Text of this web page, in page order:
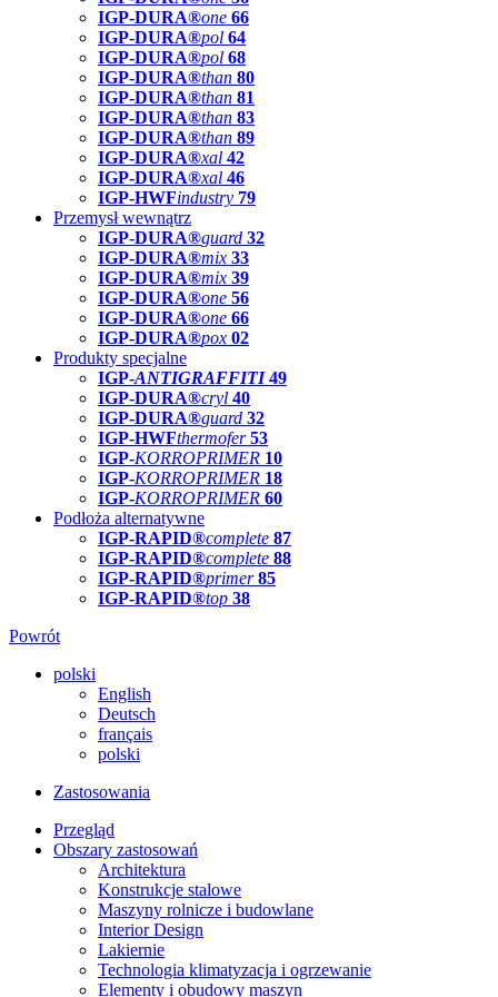
IGP-DURA®one 66
IGP-DURA®pol 64
IGP-DURA®pol 68
IGP-DURA®than 80
IGP-DURA®than 81
IGP-DURA®than 83
IGP-DURA®than 89
IGP-DURA®xal 42
IGP-DURA®xal 46
IGP-HWFindustry 79
Przemysł wewnątrz
IGP-DURA®guard 32
IGP-DURA®mix 33
IGP-DURA®mix 39
IGP-DURA®one 56
IGP-DURA®one 66
IGP-DURA®pox 02
Produkty specjalne
IGP-ANTIGRAFFITI49
IGP-DURA®cryl 40
IGP-DURA®guard 32
IGP-HWFthermofer 53
IGP-KORROPRIMER 10
IGP-KORROPRIMER 18
IGP-KORROPRIMER 60
Podłoża alternatywne
IGP-RAPID®complete 87
IGP-RAPID®complete 88
IGP-RAPID®primer 85
IGP-RAPID®top 38
Powrót
polski
English
Deutsch
français
polski
Zastosowania
Przegląd
Obszary zastosowań
Architektura
Konstrukcje stalowe
Maszyny rolnicze i budowlane
Interior Design
Lakiernie
Technologia klimatyzacja i ogrzewanie
Elementy i obudowy maszyn